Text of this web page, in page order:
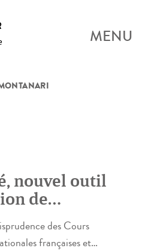
MENU
nouvel outil
de
droitsdes Cours
françaises et